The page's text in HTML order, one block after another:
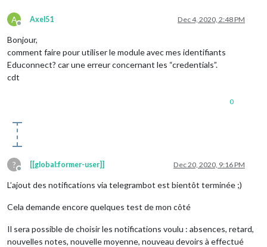
A
Offline
Axel51 Dec 4, 2020, 2:48 PM
Bonjour,
comment faire pour utiliser le module avec mes identifiants
Educonnect? car une erreur concernant les “credentials”.
cdt
0
?
Offline
[[global:former-user]] Dec 20, 2020, 9:16 PM
L’ajout des notifications via telegrambot est bientôt terminée ;)
Cela demande encore quelques test de mon côté
Il sera possible de choisir les notifications voulu : absences, retard,
nouvelles notes, nouvelle moyenne, nouveau devoirs à effectué